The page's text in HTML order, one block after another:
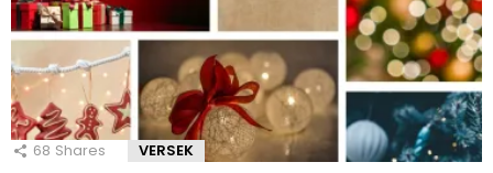
68 Shares VERSEK